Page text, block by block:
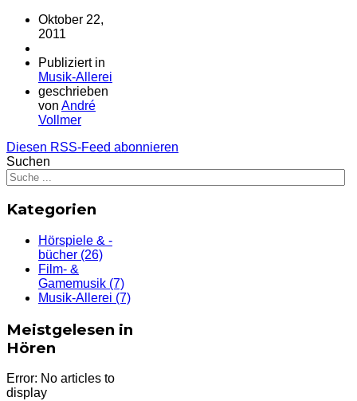
Oktober 22,
2011
Publiziert in
Musik-Allerei
geschrieben
von André
Vollmer
Diesen RSS-Feed abonnieren
Suchen
Kategorien
Hörspiele & -
bücher (26)
Film- &
Gamemusik (7)
Musik-Allerei (7)
Meistgelesen in
Hören
Error: No articles to
display